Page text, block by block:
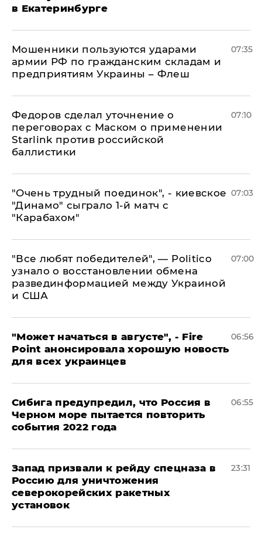
в Екатеринбурге
Мошенники пользуются ударами
армии РФ по гражданским складам и
предприятиям Украины – Флеш
07:35
Федоров сделал уточнение о
переговорах с Маском о применении
Starlink против российской
баллистики
07:10
"Очень трудный поединок", - киевское
"Динамо" сыграло 1-й матч с
"Карабахом"
07:03
​"Все любят победителей", — Politico
узнало о восстановлении обмена
развединформацией между Украиной
и США
07:00
"Может начаться в августе", - Fire
Point анонсировала хорошую новость
для всех украинцев
06:56
Сибига предупредил, что Россия в
Черном море пытается повторить
события 2022 года
06:55
Запад призвали к рейду спецназа в
Россию для уничтожения
северокорейских ракетных
установок
23:31